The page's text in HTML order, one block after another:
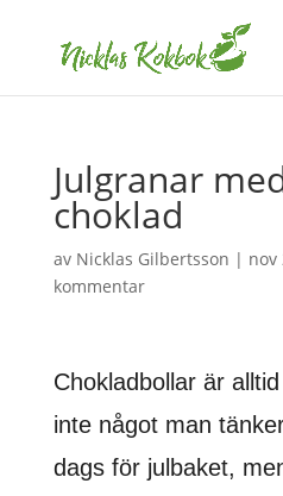
Julgranar
choklad
av Nicklas Gilbertsson | nov
kommentar
Chokladbollar är
inte något man
dags för julbaket,